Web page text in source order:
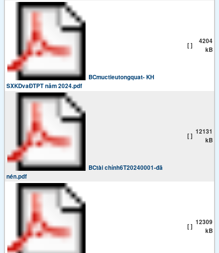
BCmuctieutongquat- KH
SXKDvaĐTPT năm 2024.pdf
[ ]
4204
kB
BCtài chính6T20240001-đã
nén.pdf
[ ]
12131
kB
[ ]
12309
kB